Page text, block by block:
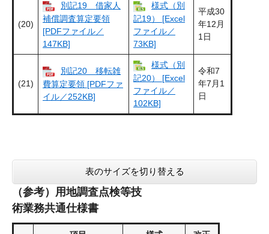
(20)
別記19 借家人
補償調査算定要領
[PDFファイル／
147KB]
様式（別
記19） [Excel
ファイル／
73KB]
平成30
年12月
1日
(21)
​​別記20 移転雑
費算定要領 [PDFファ
イル／252KB]
様式（別
記20） [Excel
ファイル／
102KB]
令和7
年7月1
日
表のサイズを切り替える
（参考）用地調査点検等技
術業務共通仕様書